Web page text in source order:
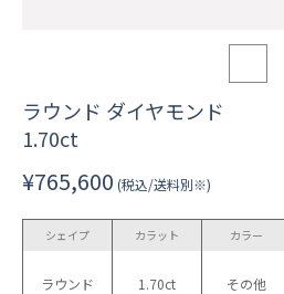
ラウンド ダイヤモンド
1.70ct
¥765,600 (税込/送料別※)
シェイプ
ラウンド
カラット
1.70ct
カラー
その他